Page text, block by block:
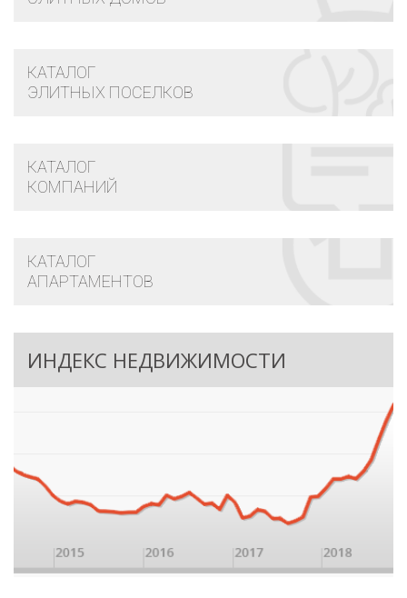
КАТАЛОГ
ЭЛИТНЫХ ПОСЕЛКОВ
КАТАЛОГ
КОМПАНИЙ
КАТАЛОГ
АПАРТАМЕНТОВ
ИНДЕКС НЕДВИЖИМОСТИ